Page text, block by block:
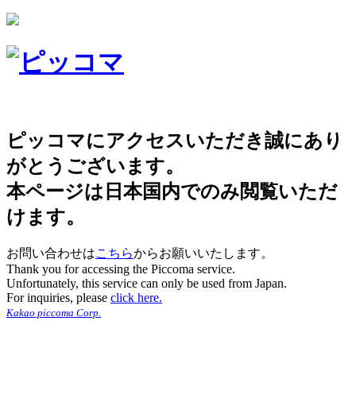
ピッコマにアクセスいただき誠にあり
がとうございます。
本ページは日本国内でのみ閲覧いただ
けます。
お問い合わせはこちらからお願いいたします。
Thank you for accessing the Piccoma service.
Unfortunately, this service can only be used from Japan.
For inquiries, please click here.
Kakao piccoma Corp.